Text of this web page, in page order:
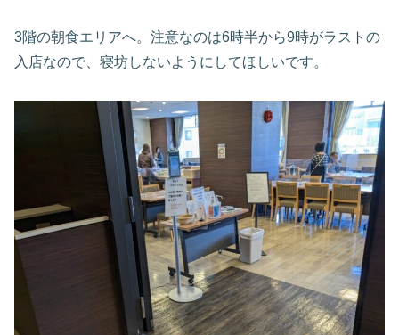
3階の朝食エリアへ。注意なのは6時半から9時がラストの
入店なので、寝坊しないようにしてほしいです。